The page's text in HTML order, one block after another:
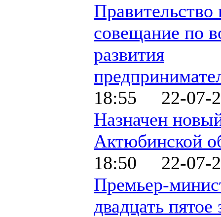
Правительство
совещание по
развития
18:55 22-07-
Назначен
Актюбинской
18:50 22-07-
Премьер-
двадцать пятое